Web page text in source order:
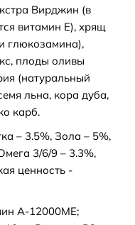
Вирджин (в
витамин Е), хрящ
глюкозамина),
плоды оливы
(натуральный
льна, кора дуба,
карб.
– 3.5%, Зола – 5%,
3/6/9 – 3.3%,
ценность -
А-12000МЕ;